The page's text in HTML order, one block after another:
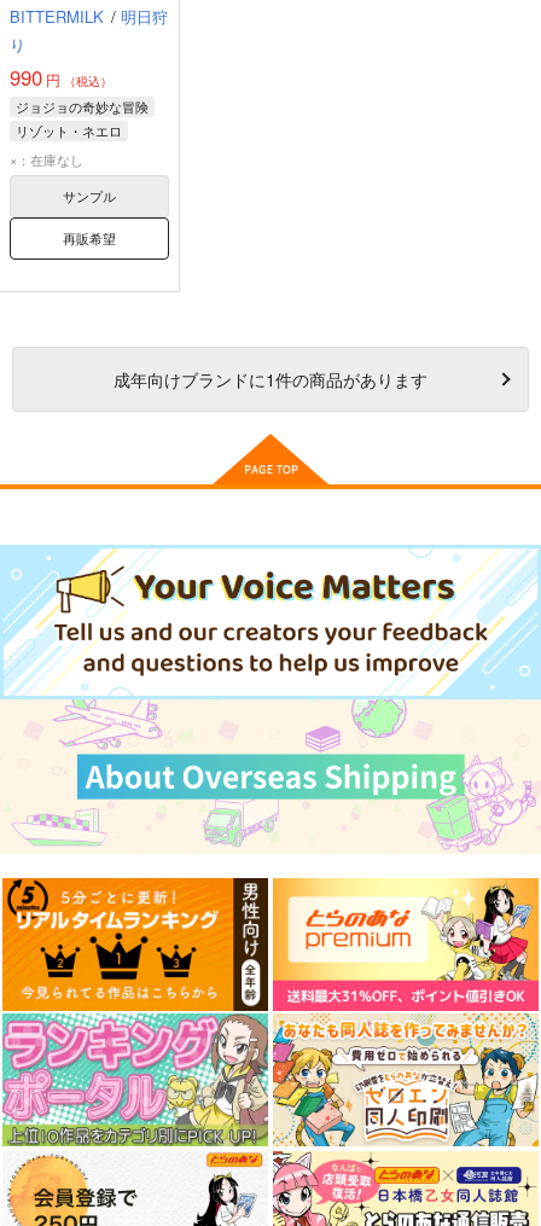
BITTERMILK / 明日狩
り
990 円 （税込）
ジョジョの奇妙な冒険
リゾット・ネエロ
ソリッド・ナーゾ
アイリン・ラポーナ
×：在庫なし
サンプル
再販希望
成年向けブランドに1件の商品があります